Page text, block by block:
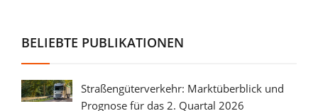
BELIEBTE PUBLIKATIONEN
Straßengüterverkehr: Marktüberblick und
Prognose für das 2. Quartal 2026